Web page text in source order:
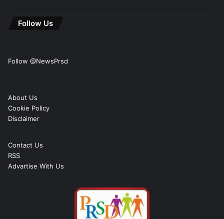
Follow Us
Follow @NewsPrsd
About Us
Cookie Policy
Disclaimer
Contact Us
RSS
Advartise With Us